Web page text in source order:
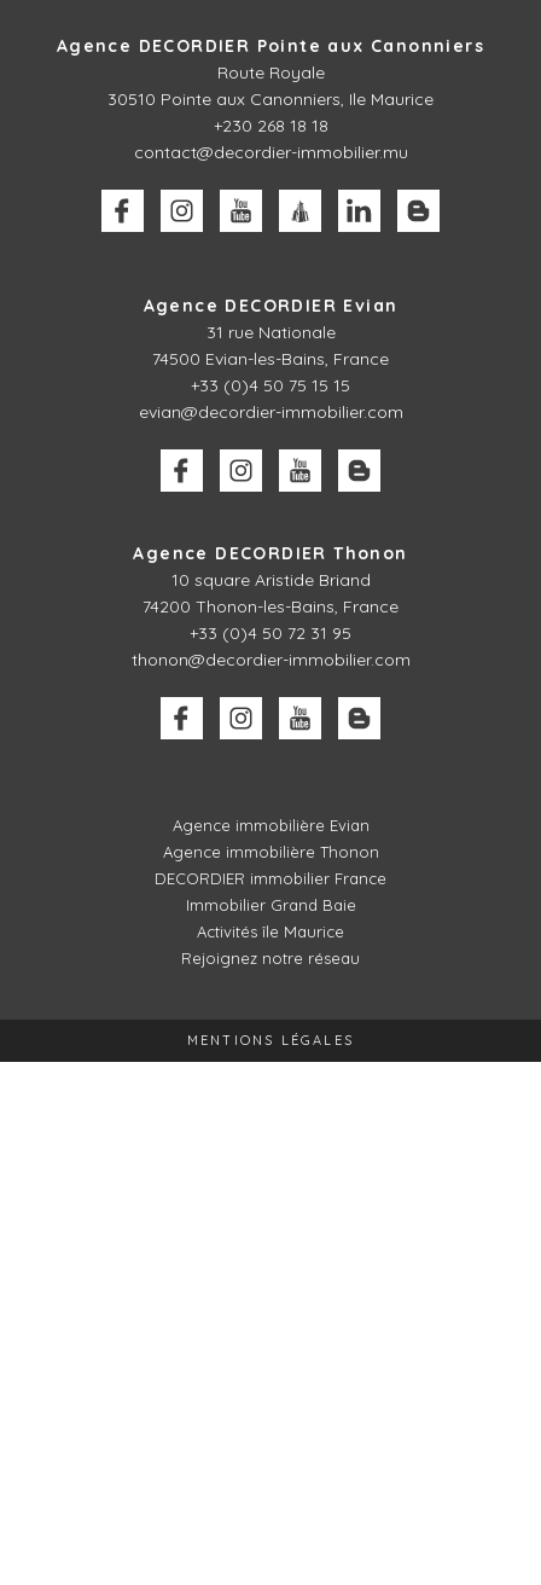
Agence DECORDIER Pointe aux Canonniers
Route Royale
30510 Pointe aux Canonniers, Ile Maurice
+230 268 18 18
contact@decordier-immobilier.mu
Agence DECORDIER Evian
31 rue Nationale
74500 Evian-les-Bains, France
+33 (0)4 50 75 15 15
evian@decordier-immobilier.com
Agence DECORDIER Thonon
10 square Aristide Briand
74200 Thonon-les-Bains, France
+33 (0)4 50 72 31 95
thonon@decordier-immobilier.com
Agence immobilière Evian
Agence immobilière Thonon
DECORDIER immobilier France
Immobilier Grand Baie
Activités île Maurice
Rejoignez notre réseau
MENTIONS LÉGALES